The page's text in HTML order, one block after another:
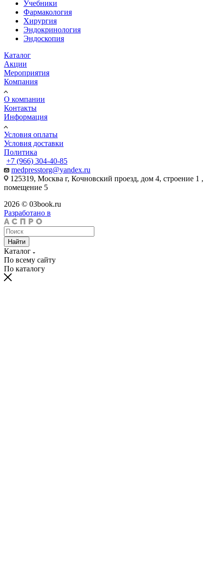
Учебники
Фармакология
Хирургия
Эндокринология
Эндоскопия
Каталог
Акции
Мероприятия
Компания
О компании
Контакты
Информация
Условия оплаты
Условия доставки
Политика
+7 (966) 304-40-85
medpresstorg@yandex.ru
125319, Москва г, Кочновский проезд, дом 4, строение 1 ,
помещение 5
2026 © 03book.ru
Разработано в
Найти
Каталог
По всему сайту
По каталогу